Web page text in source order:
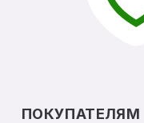
ПОКУПАТЕЛЯМ